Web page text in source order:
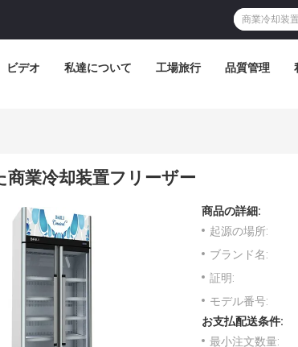
ビデオ 私達について 工場旅行 品質管理
商業冷却装置フリーザー
商品の詳細:
起源の場所:
ブランド名:
証明:
モデル番号:
お支払配送条件:
最小注文数量: